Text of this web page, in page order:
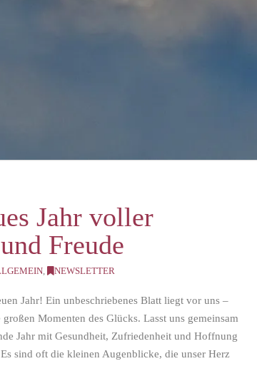
Jahr voller
Freude
, NEWSLETTER
Jahr! Ein unbeschriebenes Blatt liegt vor uns –
Momenten des Glücks. Lasst uns gemeinsam
Jahr mit Gesundheit, Zufriedenheit und Hoffnung
sind oft die kleinen Augenblicke, die unser Herz